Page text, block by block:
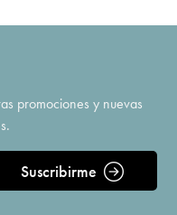
promociones y nuevas
Suscribirme